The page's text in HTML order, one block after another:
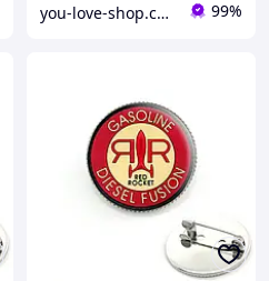
you-love-shop.com.ua - атрибутика, сувениры и украшения 99%